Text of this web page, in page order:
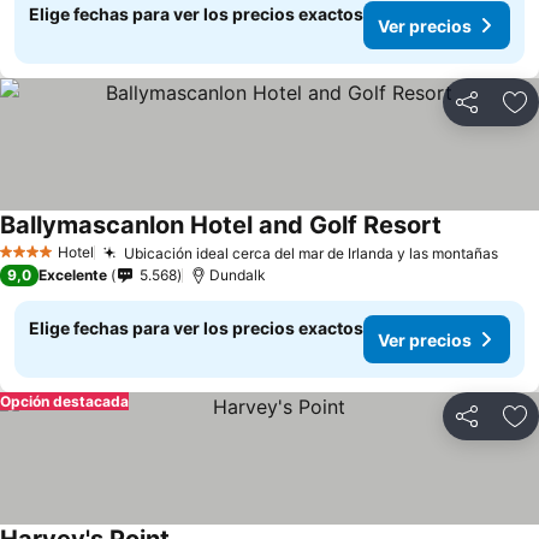
Elige fechas para ver los precios exactos
Ver precios
Compartir
4 EstrellasHotel Ubicación ideal cerca del mar de Irlanda y las montañas
Ballymascanlon Hotel and Golf Resort
9,0 Excelente 5.568 Dundalk
Elige fechas para ver los precios exactos
Ver precios
Compartir
Opción destacada